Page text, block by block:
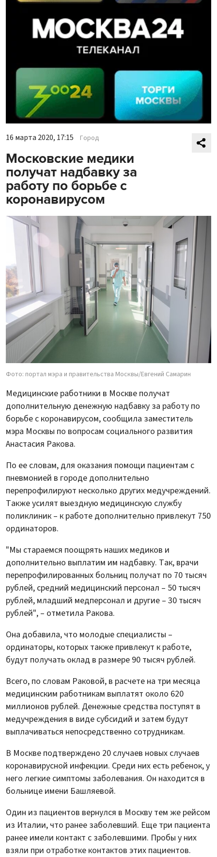
16 марта 2020, 17:15 Город
Московские медики
получат надбавку за
работу по борьбе с
коронавирусом
Фото: портал мэра и правительства Москвы/Евгений Самарин
Медицинские работники в Москве получат
дополнительную денежную надбавку за работу по
борьбе с коронавирусом, сообщила заместитель
мэра Москвы по вопросам социального развития
Анастасия Ракова.
По ее словам, для оказания помощи пациентам с
пневмонией в городе дополнительно
перепрофилируют несколько других медучреждений.
Также усилят выездную медицинскую службу
поликлиник – к работе дополнительно привлекут 750
ординаторов.
"Мы стараемся поощрять наших медиков и
дополнительно выплатим им надбавку. Так, врачи
перепрофилированных больниц получат по 70 тысяч
рублей, средний медицинский персонал – 50 тысяч
рублей, младший медперсонал и другие – 30 тысяч
рублей", – отметила Ракова.
Она добавила, что молодые специалисты –
ординаторы, которых также привлекут к работе,
будут получать оклад в размере 90 тысяч рублей.
Всего, по словам Раковой, в расчете на три месяца
медицинским работникам выплатят около 620
миллионов рублей. Денежные средства поступят в
медучреждения в виде субсидий и затем будут
выплачиваться непосредственно сотрудникам.
В Москве подтверждено 20 случаев новых случаев
коронавирусной инфекции. Среди них есть ребенок, у
него легкие симптомы заболевания. Он находится в
больнице имени Башляевой.
Один из пациентов вернулся в Москву тем же рейсом
из Италии, что ранее заболевший. Еще три пациента
ранее имели контакт с заболевшими. Пробы у них
взяли при отработке контактов этих пациентов.